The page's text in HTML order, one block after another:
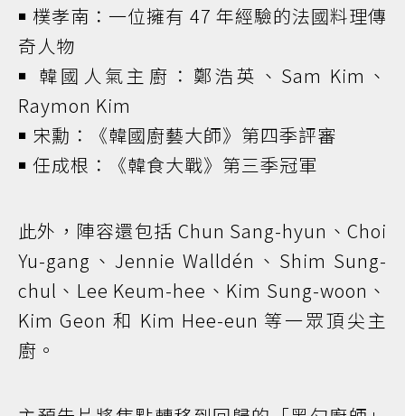
￭ 樸孝南：一位擁有 47 年經驗的法國料理傳
奇人物
￭ 韓國人氣主廚：鄭浩英、Sam Kim、
Raymon Kim
￭ 宋勳：《韓國廚藝大師》第四季評審
￭ 任成根：《韓食大戰》第三季冠軍
此外，陣容還包括 Chun Sang-hyun、Choi
Yu-gang、Jennie Walldén、Shim Sung-
chul、Lee Keum-hee、Kim Sung-woon、
Kim Geon 和 Kim Hee-eun 等一眾頂尖主
廚。